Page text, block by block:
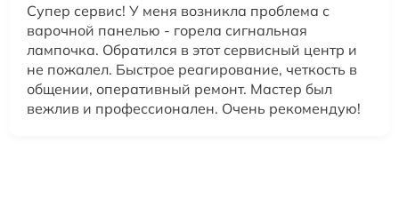
Супер сервис! У меня возникла проблема с
варочной панелью - горела сигнальная
лампочка. Обратился в этот сервисный центр и
не пожалел. Быстрое реагирование, четкость в
общении, оперативный ремонт. Мастер был
вежлив и профессионален. Очень рекомендую!